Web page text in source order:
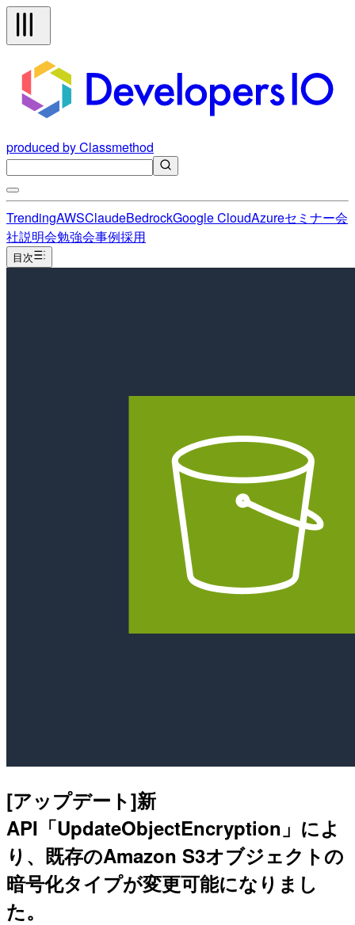
produced by Classmethod
TrendingAWSClaudeBedrockGoogle CloudAzureセミナー会
社説明会勉強会事例採用
目次
[アップデート]新
API「UpdateObjectEncryption」によ
り、既存のAmazon S3オブジェクトの
暗号化タイプが変更可能になりまし
た。